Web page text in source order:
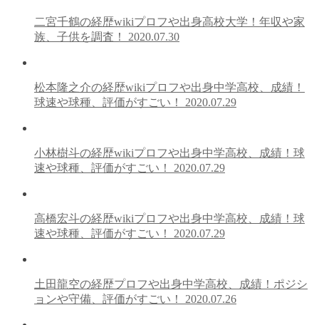
二宮千鶴の経歴wikiプロフや出身高校大学！年収や家
族、子供を調査！ 2020.07.30
松本隆之介の経歴wikiプロフや出身中学高校、成績！
球速や球種、評価がすごい！ 2020.07.29
小林樹斗の経歴wikiプロフや出身中学高校、成績！球
速や球種、評価がすごい！ 2020.07.29
高橋宏斗の経歴wikiプロフや出身中学高校、成績！球
速や球種、評価がすごい！ 2020.07.29
土田龍空の経歴プロフや出身中学高校、成績！ポジシ
ョンや守備、評価がすごい！ 2020.07.26